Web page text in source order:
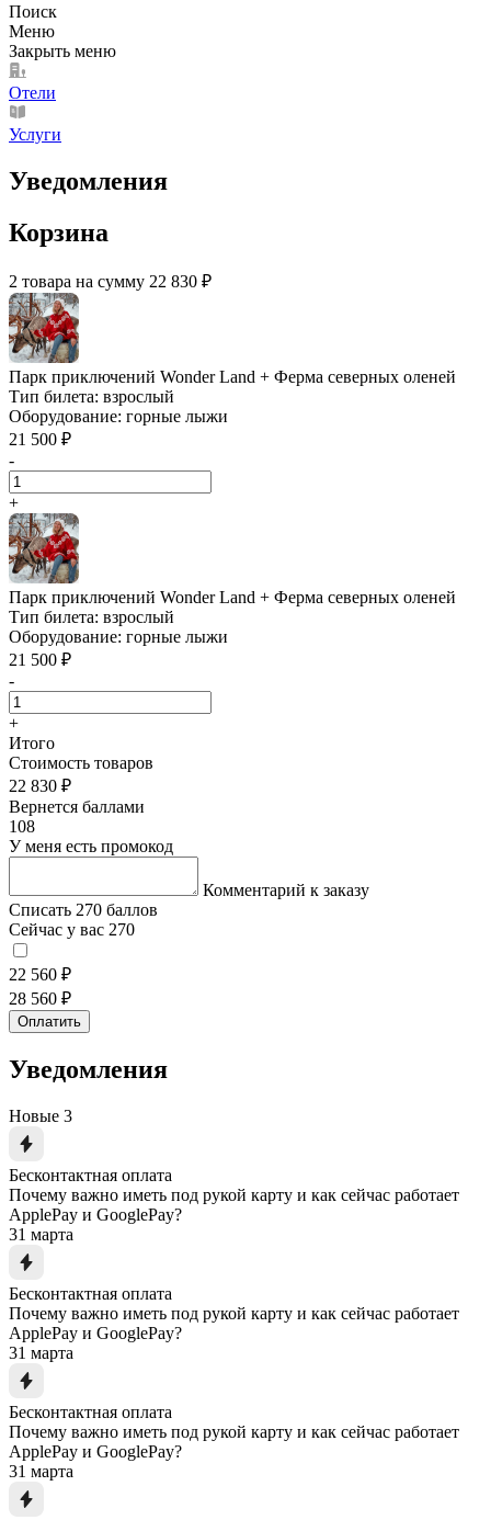
Поиск
Меню
Закрыть меню
Отели
Услуги
Уведомления
Корзина
2 товара на сумму 22 830 ₽
Парк приключений Wonder Land + Ферма северных оленей
Тип билета: взрослый
Оборудование: горные лыжи
21 500 ₽
-
+
Парк приключений Wonder Land + Ферма северных оленей
Тип билета: взрослый
Оборудование: горные лыжи
21 500 ₽
-
+
Итого
Стоимость товаров
22 830 ₽
Вернется баллами
108
У меня есть промокод
Комментарий к заказу
Списать 270 баллов
Сейчас у вас 270
22 560 ₽
28 560 ₽
Оплатить
Уведомления
Новые 3
Бесконтактная оплата
Почему важно иметь под рукой карту и как сейчас работает
ApplePay и GooglePay?
31 марта
Бесконтактная оплата
Почему важно иметь под рукой карту и как сейчас работает
ApplePay и GooglePay?
31 марта
Бесконтактная оплата
Почему важно иметь под рукой карту и как сейчас работает
ApplePay и GooglePay?
31 марта